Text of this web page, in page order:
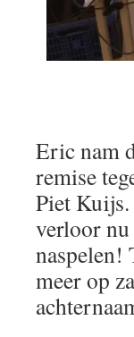
Eric nam
remise
Piet Kuijs.
verloor
naspelen!
meer op